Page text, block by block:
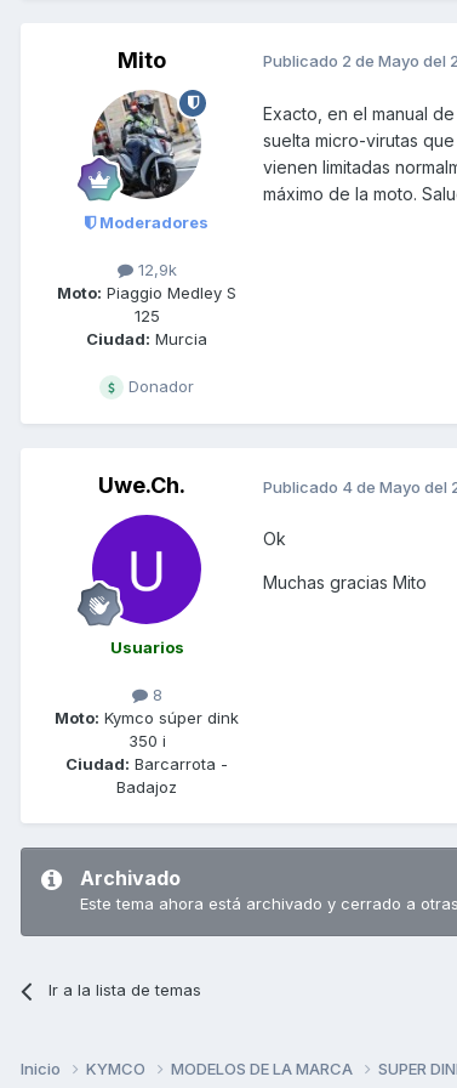
Mito
Moderadores
12,9k
Moto: Piaggio Medley S
125
Ciudad: Murcia
Donador
Publicado 2 de Mayo del
Exacto, en el manual
suelta micro-virutas
vienen limitadas
máximo de la moto.
Uwe.Ch.
Usuarios
8
Moto: Kymco súper dink
350 i
Ciudad: Barcarrota -
Badajoz
Publicado 4 de Mayo del
Ok
Muchas gracias Mito
Archivado
Este tema ahora está archivado y cerrado a
Ir a la lista de temas
Inicio KYMCO MODELOS DE LA MARCA SUPER